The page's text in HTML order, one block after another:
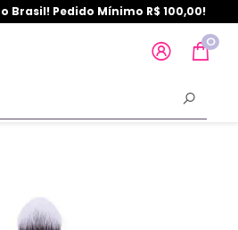
Brasil! Pedido Mínimo R$ 100,00!
0